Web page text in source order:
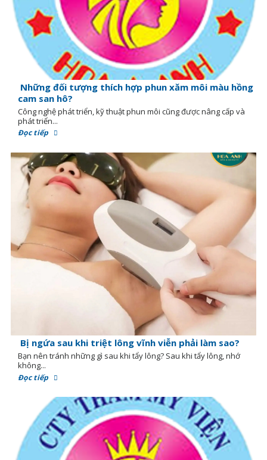
Những đối tượng thích hợp phun xăm môi màu hồng
cam san hô?
Công nghệ phát triển, kỹ thuật phun môi cũng được nâng cấp và
phát triển...
Đọc tiếp
Bị ngứa sau khi triệt lông vĩnh viễn phải làm sao?
Bạn nên tránh những gì sau khi tẩy lông? Sau khi tẩy lông, nhớ
không...
Đọc tiếp